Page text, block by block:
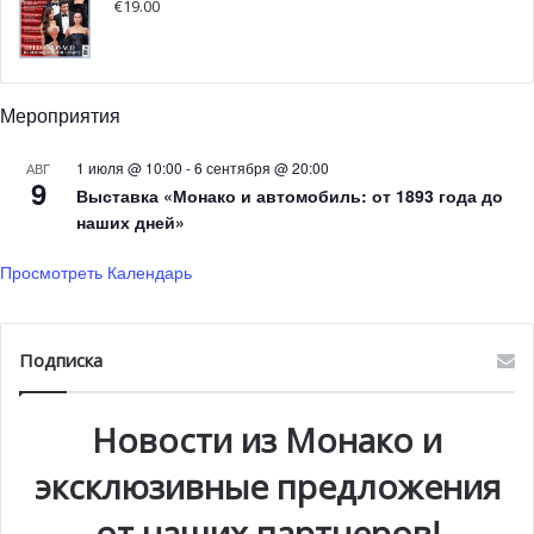
зарождаться в Италии после фильма Федерико Феллини
«Сладкая Жизнь», — сказала Жустин. — Это период
свой дом после войны, дизайн интерьера тогда был
€19.00
Мероприятия
АВГ
9
1 июля @ 10:00 -6 сентября @ 20:00
Выставка «Монако и автомобиль: от 1893 года до
наших дней»
Просмотреть Календарь
Подписка
Новости из Монако и
эксклюзивные предложения